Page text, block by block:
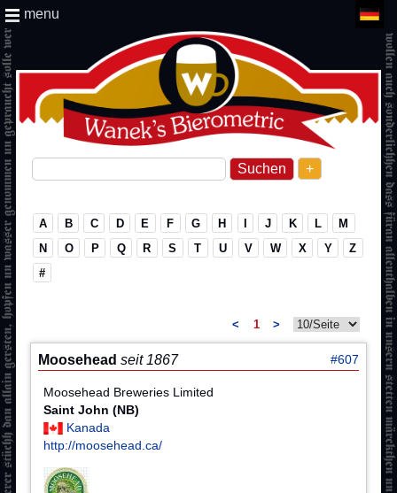
+
menu
A B C D E F G H I J K L
M
N
O P Q R S T U V W X Y
Z
#
< 1 >
Moosehead seit 1867 #607
Moosehead Breweries Limited
Saint John (NB)
Kanada
http://moosehead.ca/